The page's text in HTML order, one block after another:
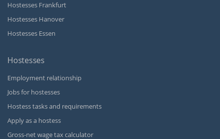
Hostesses Frankfurt
Hostesses Hanover
Hostesses Essen
Hostesses
Employment relationship
Jobs for hostesses
Hostess tasks and requirements
Apply as a hostess
Gross-net wage tax calculator